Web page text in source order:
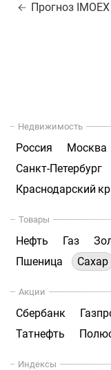
Прогноз IMOEX
Недвижимость
Россия Москва
Санкт-Петербург
Краснодарский кр
Товары
Нефть Газ
Пшеница
Сахар
Акции
Сбербанк
Татнефть
Индексы